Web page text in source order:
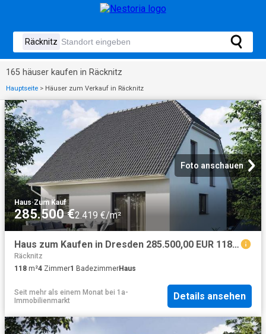
165 häuser kaufen in Räcknitz
Hauptseite > Häuser zum Verkauf in Räcknitz
Foto anschauen
Haus·Zum Kauf
285.500 €2.419 €/m²
Haus zum Kaufen in Dresden 285.500,00 EUR 118.6 m²
Räcknitz
118 m²4 Zimmer1 BadezimmerHaus
Seit mehr als einem Monat bei 1a-
Immobilienmarkt
Details ansehen